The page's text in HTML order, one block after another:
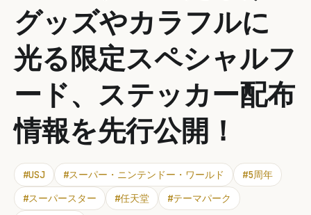
グッズやカラフルに
光る限定スペシャルフ
ード、ステッカー配布
情報を先行公開！
#USJ #スーパー・ニンテンドー・ワールド #5周年
#スーパースター #任天堂 #テーマパーク